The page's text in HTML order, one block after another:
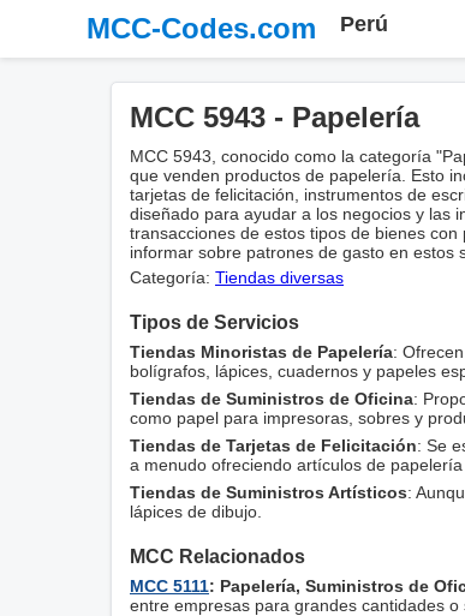
MCC-Codes.com Perú
MCC 5943 - Papelería
MCC 5943, conocido como la categoría
que venden productos de papelería. Esto
tarjetas de felicitación, instrumentos de
diseñado para ayudar a los negocios y las
transacciones de estos tipos de bienes
informar sobre patrones de gasto en estos
Categoría: Tiendas diversas
Tipos de Servicios
Tiendas Minoristas de Papelería:
bolígrafos, lápices, cuadernos y papeles
Tiendas de Suministros de Oficina:
como papel para impresoras, sobres y
Tiendas de Tarjetas de Felicitación: Se
a menudo ofreciendo artículos de papelería
Tiendas de Suministros Artísticos:
lápices de dibujo.
MCC Relacionados
MCC 5111: Papelería, Suministros de
entre empresas para grandes cantidades o